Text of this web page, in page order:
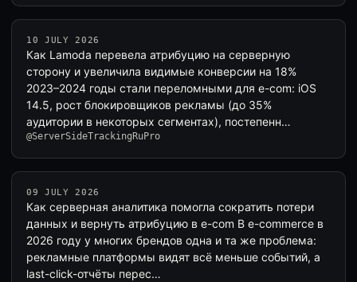
10 JULY 2026
Как Lamoda перевела атрибуцию на серверную
сторону и увеличила видимые конверсии на 18%
2023–2024 годы стали переломными для e-com: iOS
14.5, рост блокировщиков рекламы (до 35%
аудитории в некоторых сегментах), постепенн…
@ServerSideTrackingRuPro
09 JULY 2026
Как серверная аналитика помогла сократить потери
данных и вернуть атрибуцию в e-com В e-commerce в
2026 году у многих брендов одна и та же проблема:
рекламные платформы видят всё меньше событий, а
last-click-отчёты перес…